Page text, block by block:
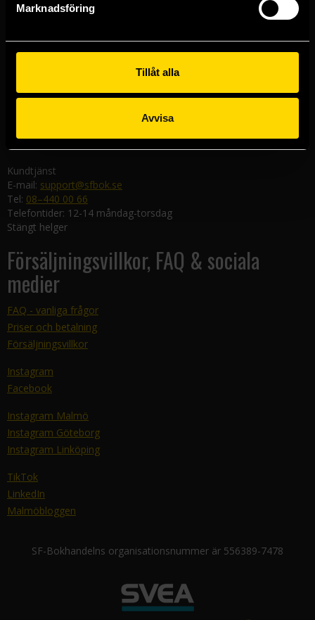
Marknadsföring
Tillåt alla
Avvisa
Kungsgatan 19
Malmöbutiken
582 19 Linköping
Kundtjänst
E-mail: support@sfbok.se
Tel: 08–440 00 66
Telefontider: 12-14 måndag-torsdag
Stängt helger
Försäljningsvillkor, FAQ & sociala
medier
FAQ - vanliga frågor
Priser och betalning
Försäljningsvillkor
Instagram
Facebook
Instagram Malmö
Instagram Göteborg
Instagram Linköping
TikTok
LinkedIn
Malmöbloggen
SF-Bokhandelns organisationsnummer är 556389-7478